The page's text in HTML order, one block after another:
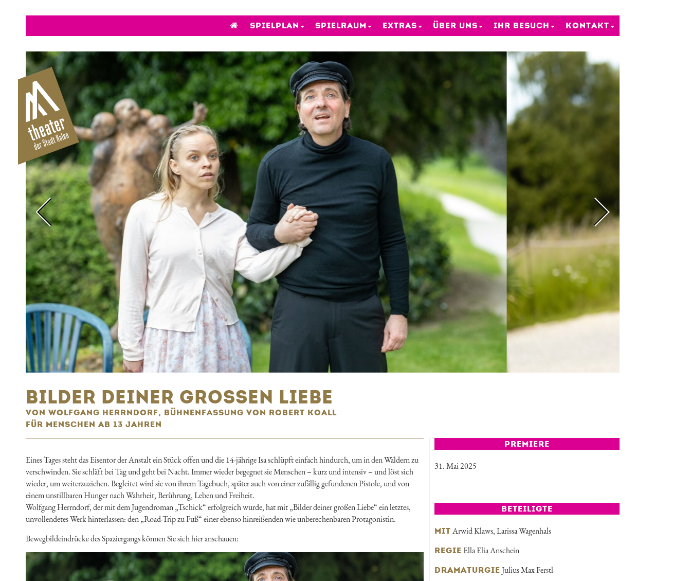
SPIELPLAN SPIELRAUM EXTRAS ÜBER UNS IHR BESUCH KONTAKT
BILDER DEINER GROSSEN LIEBE
VON WOLFGANG HERRNDORF, BÜHNENFASSUNG VON ROBERT KOALL
FÜR MENSCHEN AB 13 JAHREN
Eines Tages steht das Eisentor der Anstalt ein Stück offen und die 14-jährige Isa schlüpft einfach hindurch, um in den Wäldern zu
verschwinden. Sie schläft bei Tag und geht bei Nacht. Immer wieder begegnet sie Menschen – kurz und intensiv – und löst sich
wieder, um weiterzuziehen. Begleitet wird sie von ihrem Tagebuch, später auch von einer zufällig gefundenen Pistole, und von
einem unstillbaren Hunger nach Wahrheit, Berührung, Leben und Freiheit.
Wolfgang Herrndorf, der mit dem Jugendroman „Tschick“ erfolgreich wurde, hat mit „Bilder deiner großen Liebe“ ein letztes,
unvollendetes Werk hinterlassen: den „Road-Trip zu Fuß“ einer ebenso hinreißenden wie unberechenbaren Protagonistin.
Bewegbildeindrücke des Spaziergangs können Sie sich hier anschauen:
PREMIERE
31. Mai 2025
BETEILIGTE
MIT Arwid Klaws,Larissa Wagenhals
REGIE Ella Elia Anschein
DRAMATURGIE Julius Max Ferstl